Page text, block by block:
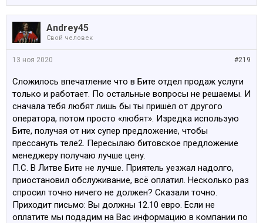
Andrey45
Свой человек
#219
13 ноя 2020
Сложилось впечатление что в Бите отдел продаж услуги
только и работает. По остальные вопросы не решаемы. И
сначала тебя любят лишь бы ты пришёл от другого
оператора, потом просто «любят». Изредка использую
Бите, получая от них супер предложение, чтобы
прессануть теле2. Пересылаю битовское предложение
менеджеру получаю лучше цену.
П.С. В Литве Бите не лучше. Приятель уезжал надолго,
приостановил обслуживание, всё оплатил. Несколько раз
спросил точно ничего не должен? Сказали точно.
Приходит письмо: Вы должны 12.10 евро. Если не
оплатите мы подадим на Вас информацию в компании по